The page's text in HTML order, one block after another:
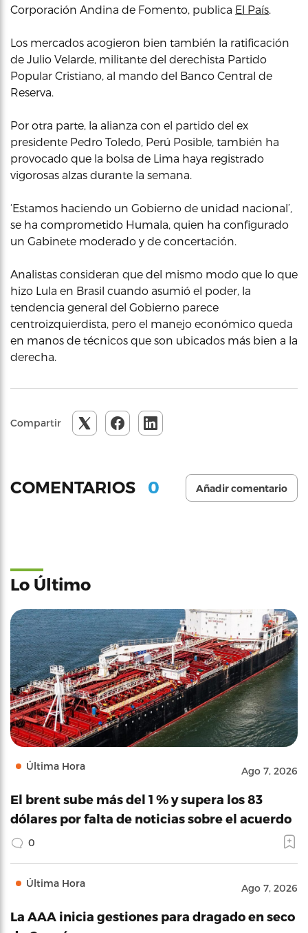
Corporación Andina de Fomento, publica El País
Los mercados acogieron bien también la ratificación
de Julio Velarde, militante del derechista Partido
Popular Cristiano, al mando del Banco Central de
Reserva.
Por otra parte, la alianza con el partido del ex
presidente Pedro Toledo, Perú Posible, también ha
provocado que la bolsa de Lima haya registrado
vigorosas alzas durante la semana.
‘Estamos haciendo un Gobierno de unidad nacional’,
se ha comprometido Humala, quien ha configurado
un Gabinete moderado y de concertación.
Analistas consideran que del mismo modo que lo que
hizo Lula en Brasil cuando asumió el poder, la
tendencia general del Gobierno parece
centroizquierdista, pero el manejo económico queda
en manos de técnicos que son ubicados más bien a la
derecha.
Compartir
COMENTARIOS 0 Añadir comentario
Lo Último
Última Hora Ago 7, 2026
El brent sube más del 1 % y supera los 83
dólares por falta de noticias sobre el acuerdo
0
Última Hora Ago 7, 2026
La AAA inicia gestiones para dragado en seco